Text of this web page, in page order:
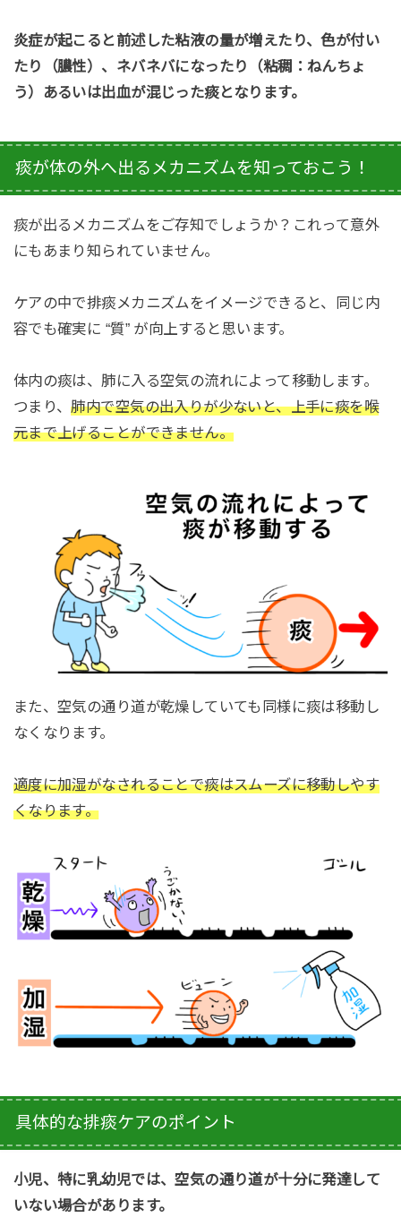
炎症が起こると前述した粘液の量が増えたり、色が付い
たり（膿性）、ネバネバになったり（粘稠：ねんちょ
う）あるいは出血が混じった痰となります。
痰が体の外へ出るメカニズムを知っておこう！
痰が出るメカニズムをご存知でしょうか？ これって意外
にもあまり知られていません。
ケアの中で排痰メカニズムをイメージできると、同じ内
容でも確実に “質” が向上すると思います。
体内の痰は、肺に入る空気の流れによって移動します。
つまり、肺内で空気の出入りが少ないと、上手に痰を喉
元まで上げることができません。
また、空気の通り道が乾燥していても同様に痰は移動し
なくなります。
適度に加湿がなされることで痰はスムーズに移動しやす
くなります。
具体的な排痰ケアのポイント
小児、特に乳幼児では、空気の通り道が十分に発達して
いない場合があります。